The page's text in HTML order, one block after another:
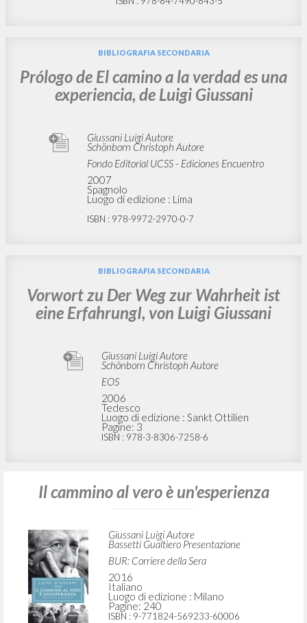
BIBLIOGRAFIA SECONDARIA
Prólogo de El camino a la verdad es una
experiencia, de Luigi Giussani
Giussani Luigi Autore
Schönborn Christoph Autore
Fondo Editorial UCSS - Ediciones Encuentro
2007
Spagnolo
Luogo di edizione : Lima
ISBN : 978-9972-2970-0-7
BIBLIOGRAFIA SECONDARIA
Vorwort zu Der Weg zur Wahrheit ist
eine ErfahrungI, von Luigi Giussani
Giussani Luigi Autore
Schönborn Christoph Autore
EOS
2006
Tedesco
Luogo di edizione : Sankt Ottilien
Pagine: 3
ISBN : 978-3-8306-7258-6
Il cammino al vero è un'esperienza
Giussani Luigi Autore
Bassetti Gualtiero Presentazione
BUR: Corriere della Sera
2016
Italiano
Luogo di edizione : Milano
Pagine: 240
ISBN : 9-771824-569233-60006